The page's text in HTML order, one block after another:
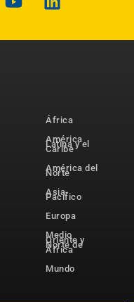
África
América
Latina y el
Caribe
América del
Norte
Asia-
Pacífico
Europa
Medio
Oriente y
Norte de
África
Mundo